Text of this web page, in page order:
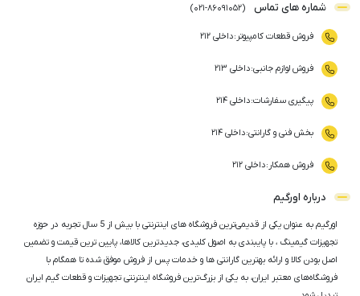
شماره های تماس (
021-86091052
)
فروش قطعات کامپیوتر :داخلی ۲۱۲
فروش لوازم جانبی:داخلی ۲۱۳
پیگیری سفارشات:داخلی ۲۱۴
بخش فنی و گارانتی:داخلی ۲۱۴
فروش همکار :داخلی ۲۱۲
درباره اورگیم
اورگیم به عنوان یکی از قدیمی‌ترین فروشگاه های اینترنتی با بیش از 5 سال تجربه در حوزه
تجهیزات گیمینگ ، با پایبندی به اصول کلیدی، جدیدترین کالاها، پایین ترین قیمت و تضمین
اصل‌ بودن کالا و ارائه بهترین گارانتی ها و خدمات پس از فروش موفق شده تا همگام با
فروشگاه‌های معتبر ایران، به یکی از بزرگ‌ترین فروشگاه اینترنتی تجهیزات و قطعات گیم ایران